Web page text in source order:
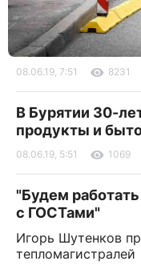
08.06.19, 7:51 8231
В Бурятии 30-
продукты и
08.06.19, 5:51 1069
"Будем
с ГОСТами"
Игорь Шутенков
тепломагистралей